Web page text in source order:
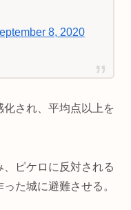
8, 2020
され、平均点以上を
ピケロに反対される
た城に避難させる。